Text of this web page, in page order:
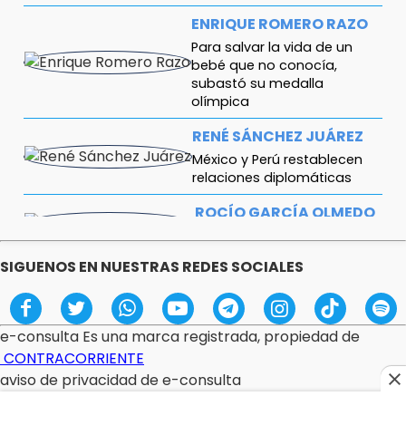
ENRIQUE ROMERO RAZO
Para salvar la vida de un
bebé que no conocía,
subastó su medalla
olímpica
RENÉ SÁNCHEZ JUÁREZ
México y Perú restablecen
relaciones diplomáticas
ROCÍO GARCÍA OLMEDO
Rosario Castellanos
PEDRO RAMÍREZ
De Santo Domingo a Los Ángeles: el
verdadero examen apenas
comienza
SIGUENOS EN NUESTRAS REDES SOCIALES
e-consulta Es una marca registrada, propiedad de
CONTRACORRIENTE
aviso de privacidad de e-consulta